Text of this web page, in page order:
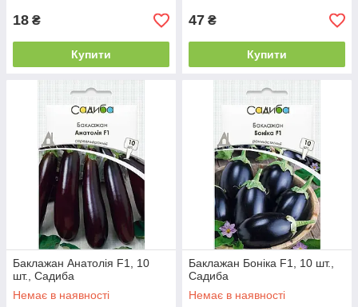
18 ₴
Купити
47 ₴
Купити
Баклажан Анатолія F1, 10
шт., Садиба
Немає в наявності
Баклажан Боніка F1, 10 шт.,
Садиба
Немає в наявності